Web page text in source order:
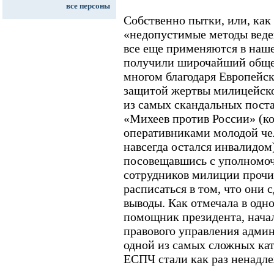
все персоны
Собственно пытки, или,
«недопустимые методы
все еще применяются в
получили широчайший
многом благодаря
защитой жертвы
из самых скандальных
«Михеев против России»
оперативниками молодой
навсегда остался
посовещавшись с
сотрудников милиции
расписаться в том, что они
выводы. Как отмечала в
помощник президента,
правового управления
одной из самых сложных
ЕСПЧ стали как раз